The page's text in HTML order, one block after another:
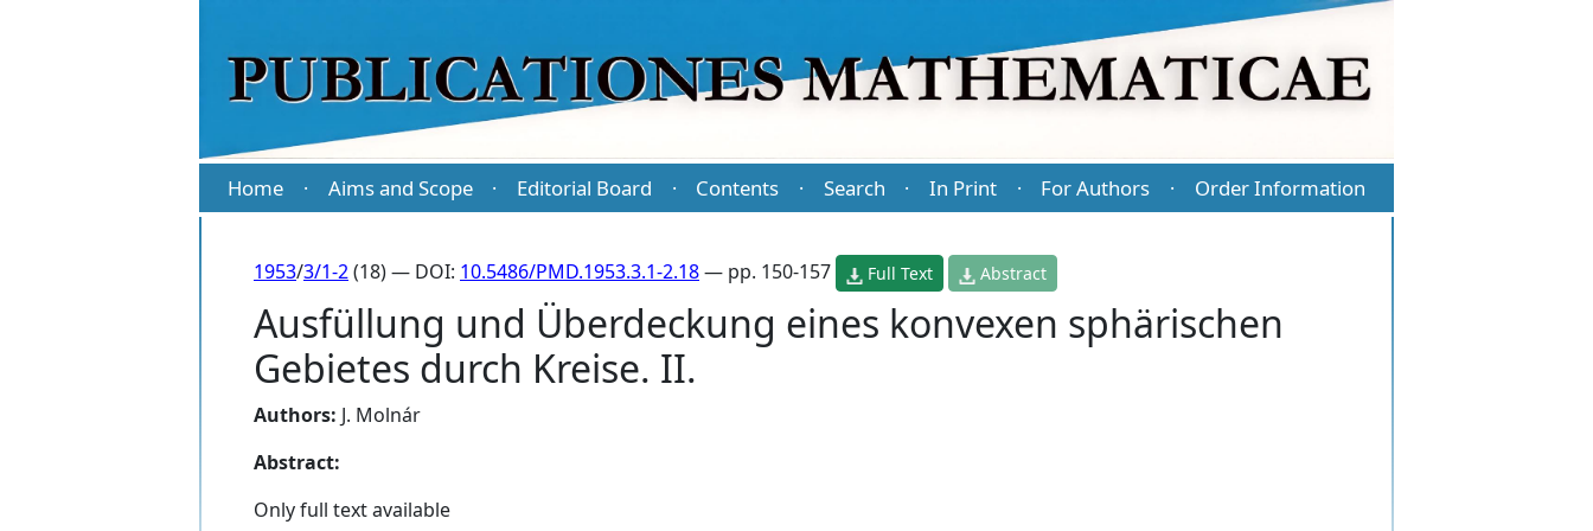
Home · Aims and Scope · Editorial Board · Contents · Search · In Print · For Authors · Order Information
1953/3/1-2(18) — DOI: 10.5486/PMD.1953.3.1-2.18— pp. 150-157 Full Text Abstract
Ausfüllung und Überdeckung eines konvexen sphärischen
Gebietes durch Kreise. II.
Authors: J. Molnár
Abstract:
Only full text available